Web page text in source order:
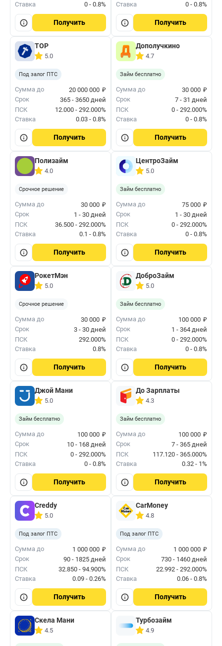
Ставка
0 - 0.8%
Получить
Ставка
0 - 0.8%
Получить
ТОР
5.0
Под залог ПТС
Сумма до 20 000 000 ₽
Срок
365 - 3650 дней
ПСК
12.000 - 292.000%
Ставка
0.03 - 0.8%
Получить
Дополучкино
4.7
Займ бесплатно
Сумма до 30 000 ₽
Срок
7 - 31 дней
ПСК
0 - 292.000%
Ставка
0 - 0.8%
Получить
Полизайм
4.0
Срочное решение
Сумма до 30 000 ₽
Срок
1 - 30 дней
ПСК
36.500 - 292.000%
Ставка
0.1 - 0.8%
Получить
ЦентроЗайм
5.0
Займ бесплатно
Сумма до 75 000 ₽
Срок
1 - 30 дней
ПСК
0 - 292.000%
Ставка
0 - 0.8%
Получить
РокетМэн
5.0
Срочное решение
Сумма до 30 000 ₽
Срок
3 - 30 дней
ПСК
292.000%
Ставка
0.8%
Получить
ДоброЗайм
5.0
Займ бесплатно
Сумма до 100 000 ₽
Срок
1 - 364 дней
ПСК
0 - 292.000%
Ставка
0 - 0.8%
Получить
Джой Мани
5.0
Займ бесплатно
Сумма до 100 000 ₽
Срок
10 - 168 дней
ПСК
0 - 292.000%
Ставка
0 - 0.8%
Получить
До Зарплаты
4.3
Займ бесплатно
Сумма до 100 000 ₽
Срок
7 - 365 дней
ПСК
117.120 - 365.000%
Ставка
0.32 - 1%
Получить
Creddy
5.0
Под залог ПТС
Сумма до 1 000 000 ₽
Срок
90 - 1825 дней
ПСК
32.850 - 94.900%
Ставка
0.09 - 0.26%
Получить
CarMoney
4.8
Под залог ПТС
Сумма до 1 000 000 ₽
Срок
730 - 1460 дней
ПСК
22.992 - 292.000%
Ставка
0.06 - 0.8%
Получить
Скела Мани
4.5
Турбозайм
4.9